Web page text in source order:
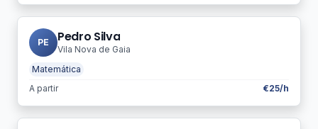
PE Pedro Silva
Vila Nova de Gaia
Matemática
A partir
€25/h